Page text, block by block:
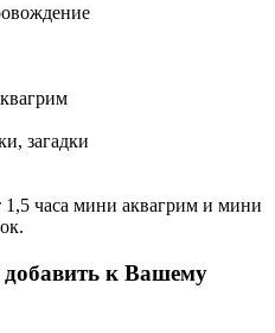
загадки
1,5 часа мини аквагрим и мини
к Вашему